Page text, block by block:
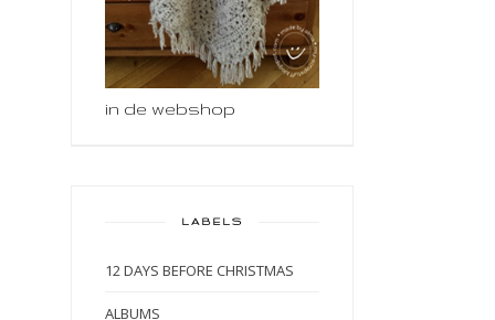
in de webshop
LABELS
12 DAYS BEFORE CHRISTMAS
ALBUMS